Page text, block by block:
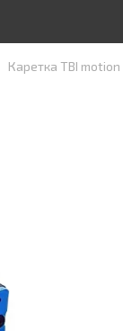
Каретка TBI motion